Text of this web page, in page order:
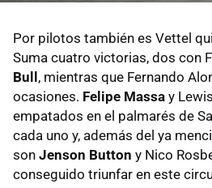
Por pilotos también es Vettel
Suma cuatro victorias, dos con
Bull , mientras que Fernando
ocasiones. Felipe Massa y
empatados en el palmarés de
cada uno y, además del ya
son Jenson Button y Nico
conseguido triunfar en este